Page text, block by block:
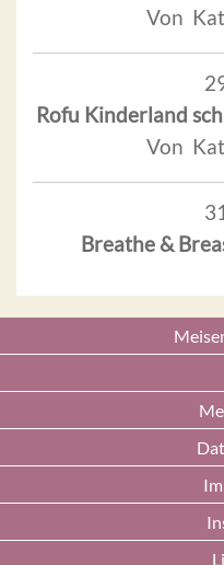
Von
Rofu Kinderland
Von
Breathe &